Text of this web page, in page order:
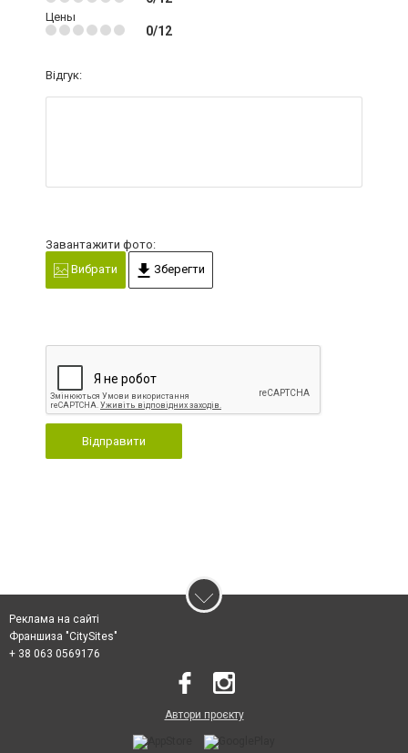
Цены
0/12
Відгук:
Завантажити фото:
Вибрати
Зберегти
Відправити
Реклама на сайті
Франшиза "CitySites"
+ 38 063 0569176
Автори проєкту